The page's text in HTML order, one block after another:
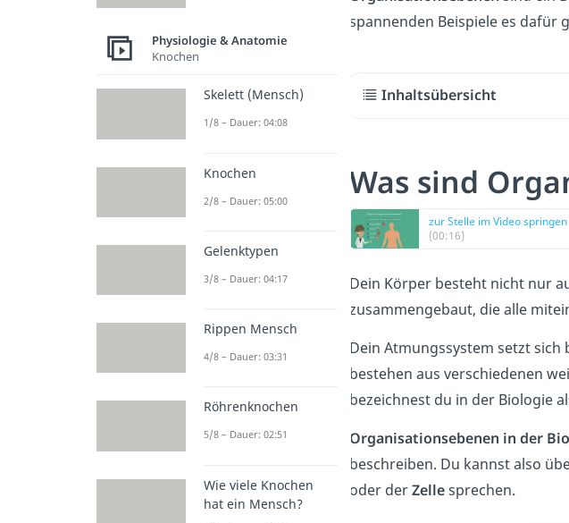
spannenden Beispiele es dafür
Inhaltsübersicht
Was sind
zur Stelle im Video springen
(00:16)
Dein Körper besteht nicht nur
zusammengebaut, die alle
Dein Atmungssystem setzt
bestehen aus verschiedenen
bezeichnest du in der Biologie
Organisationsebenen in der
beschreiben. Du kannst also
oder derZellesprechen.
Physiologie & Anatomie
Knochen
Skelett (Mensch)
1/8 – Dauer: 04:08
Knochen
2/8 – Dauer: 05:00
Gelenktypen
3/8 – Dauer: 04:17
Rippen Mensch
4/8 – Dauer: 03:31
Röhrenknochen
5/8 – Dauer: 02:51
Wie viele Knochen
hat ein Mensch?